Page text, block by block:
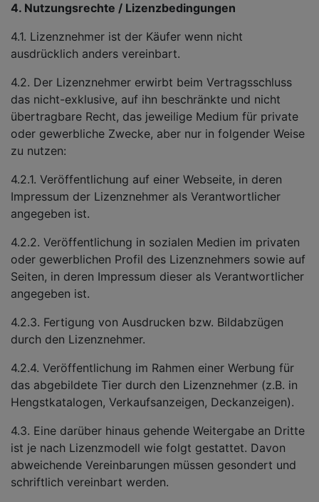
4. Nutzungsrechte / Lizenzbedingungen
4.1. Lizenznehmer ist der Käufer wenn nicht
ausdrücklich anders vereinbart.
4.2. Der Lizenznehmer erwirbt beim Vertragsschluss
das nicht-exklusive, auf ihn beschränkte und nicht
übertragbare Recht, das jeweilige Medium für private
oder gewerbliche Zwecke, aber nur in folgender Weise
zu nutzen:
4.2.1. Veröffentlichung auf einer Webseite, in deren
Impressum der Lizenznehmer als Verantwortlicher
angegeben ist.
4.2.2. Veröffentlichung in sozialen Medien im privaten
oder gewerblichen Profil des Lizenznehmers sowie auf
Seiten, in deren Impressum dieser als Verantwortlicher
angegeben ist.
4.2.3. Fertigung von Ausdrucken bzw. Bildabzügen
durch den Lizenznehmer.
4.2.4. Veröffentlichung im Rahmen einer Werbung für
das abgebildete Tier durch den Lizenznehmer (z.B. in
Hengstkatalogen, Verkaufsanzeigen, Deckanzeigen).
4.3. Eine darüber hinaus gehende Weitergabe an Dritte
ist je nach Lizenzmodell wie folgt gestattet. Davon
abweichende Vereinbarungen müssen gesondert und
schriftlich vereinbart werden.